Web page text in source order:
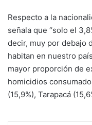
Respecto a la
señala que “solo el
decir, muy por debajo
habitan en nuestro
mayor proporción de
homicidios
(15,9%), Tarapacá